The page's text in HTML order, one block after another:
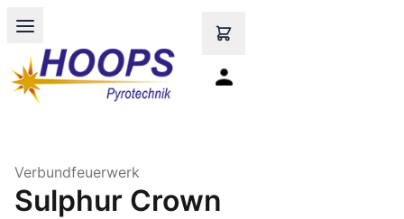
Open main menu
Verbundfeuerwerk
Sulphur Crown